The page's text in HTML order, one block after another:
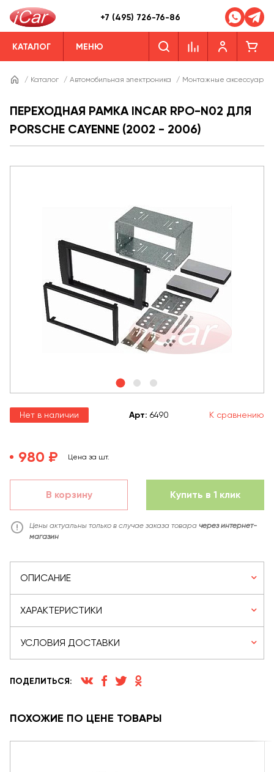
+7 (495) 726-76-86
КАТАЛОГ МЕНЮ
/ Каталог / Автомобильная электроника / Монтажные аксессуары
ПЕРЕХОДНАЯ РАМКА INCAR RPO-N02 ДЛЯ
PORSCHE CAYENNE (2002 - 2006)
Нет в наличии Арт: 6490 К сравнению
980 ₽ Цена за шт.
В корзину Купить в 1 клик
Цены актуальны только в случае заказа товара через интернет-
магазин
ОПИСАНИЕ
ХАРАКТЕРИСТИКИ
УСЛОВИЯ ДОСТАВКИ
ПОДЕЛИТЬСЯ:
ПОХОЖИЕ ПО ЦЕНЕ ТОВАРЫ